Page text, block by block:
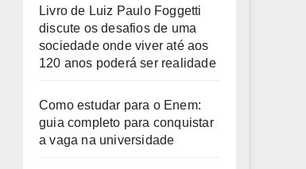
Livro de Luiz Paulo Foggetti
discute os desafios de uma
sociedade onde viver até aos
120 anos poderá ser realidade
Como estudar para o Enem:
guia completo para conquistar
a vaga na universidade